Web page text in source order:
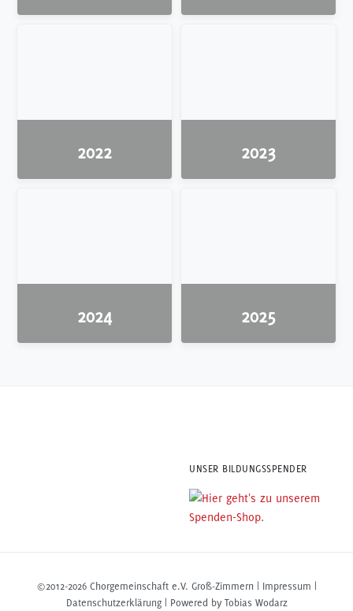
2022 2023
2024 2025
UNSER BILDUNGSSPENDER
©2012-2026 Chorgemeinschaft e.V. Groß-Zimmern | Impressum
Datenschutzerklärung| Powered by Tobias Wodarz